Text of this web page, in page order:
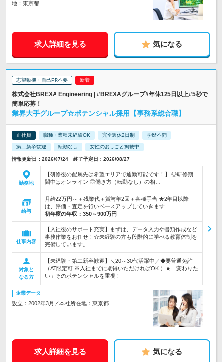
地：東京都
求人詳細を見る 気になる
志望動機・自己PR不要
株式会社BREXA Engineering | #BREXAグループ#年休125日以上#5秒で
簡単応募！
業界大手グループ☆ポテンシャル採用【事務系総合職】
正社員 職種・業種未経験OK 完全週休2日制 学歴不問
第二新卒歓迎 転勤なし 女性のおしごと掲載中
情報更新日：2026/07/24 終了予定日：2026/08/27
勤務地
【研修後の配属先は希望エリアで通勤可能です！】 ◎研修期
間中はオンライン ◎働き方（転勤なし）の相…
給与
月給22万円～＋残業代＋賞与年2回＋各種手当 ★2年目以降
は、評価・査定を行いベースアップしていきます…
初年度の年収： 350～900万円
仕事内容
【入社後のサポート充実】まずは、データ入力や書類作成など
事務作業をお任せ！☆未経験の方も段階的に学べる教育体制を
完備しています。
対象と
なる方
【未経験・第二新卒歓迎】＼20～30代活躍中／◆要普通免許
（AT限定可 ※入社までに取得いただければOK ）★「変わりた
い」そのポテンシャルを重視！
企業データ
設立：2002年3月／本社所在地：東京都
求人詳細を見る 気になる